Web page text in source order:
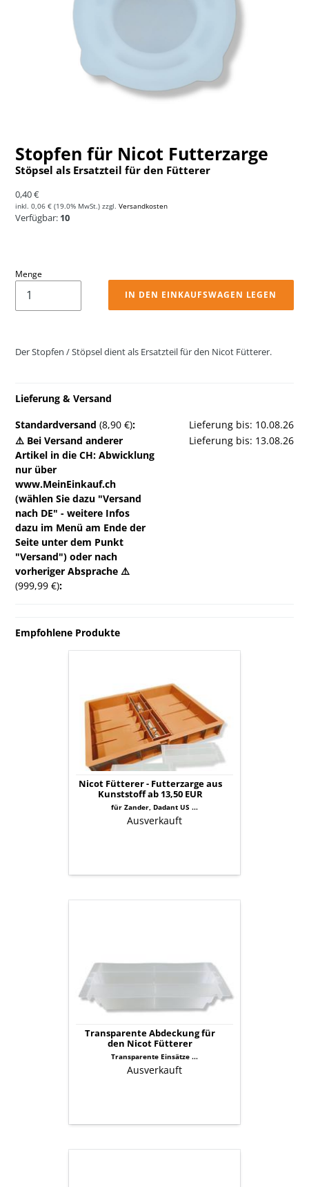
Stopfen für Nicot Futterzarge
Stöpsel als Ersatzteil für den Fütterer
Normaler Preis
0,40 €
inkl. 0,06 € (19.0% MwSt.) zzgl. Versandkosten
Verfügbar: 10
Menge
IN DEN EINKAUFSWAGEN LEGEN
Der Stopfen / Stöpsel dient als Ersatzteil für den Nicot Fütterer.
Lieferung & Versand
Standardversand (8,90 €):
Lieferung bis: 10.08.26
⚠️ Bei Versand anderer
Artikel in die CH: Abwicklung
nur über
www.MeinEinkauf.ch
(wählen Sie dazu "Versand
nach DE" - weitere Infos
dazu im Menü am Ende der
Seite unter dem Punkt
"Versand") oder nach
vorheriger Absprache ⚠️
(999,99 €):
Lieferung bis: 13.08.26
Empfohlene Produkte
Futterzarge
aus
Kunststoff
13,50
EUR
Nicot Fütterer - Futterzarge aus
Kunststoff ab 13,50 EUR
für Zander, Dadant US ...
Ausverkauft
Nicot
Fütterer
Transparente Abdeckung für
den Nicot Fütterer
Transparente Einsätze ...
Ausverkauft